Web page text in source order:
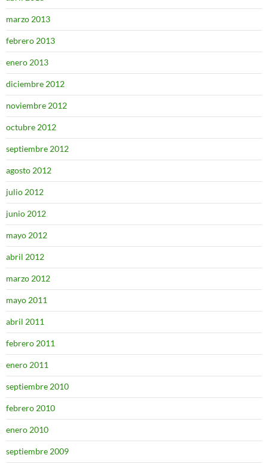
marzo 2013
febrero 2013
enero 2013
diciembre 2012
noviembre 2012
octubre 2012
septiembre 2012
agosto 2012
julio 2012
junio 2012
mayo 2012
abril 2012
marzo 2012
mayo 2011
abril 2011
febrero 2011
enero 2011
septiembre 2010
febrero 2010
enero 2010
septiembre 2009